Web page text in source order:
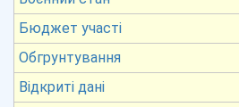
Бюджет участі
Обгрунтування
Відкриті дані